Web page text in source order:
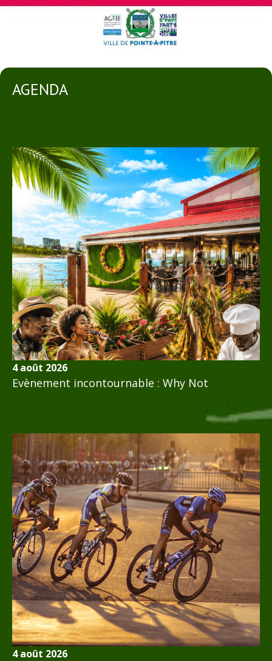
AGENDA
4 août 2026
Evènement incontournable : Why Not
4 août 2026